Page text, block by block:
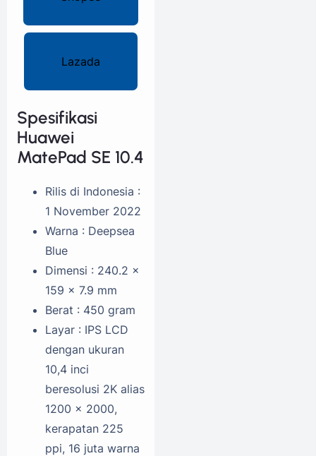
Lazada
Spesifikasi
Huawei
MatePad SE 10.4
Rilis di Indonesia :
1 November 2022
Warna : Deepsea
Blue
Dimensi : 240.2 x
159 x 7.9 mm
Berat : 450 gram
Layar : IPS LCD
dengan ukuran
10,4 inci
beresolusi 2K alias
1200 x 2000,
kerapatan 225
ppi, 16 juta warna